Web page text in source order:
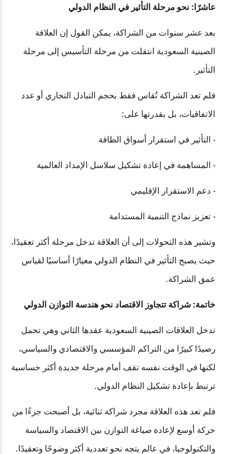
عاشرًا: نحو مرحلة التأثير في النظام الدولي
بعد عشر سنوات من الشراكة، يمكن القول إن العلاقة
الصينية السعودية انتقلت من مرحلة التأسيس إلى مرحلة
التأثير.
فلم تعد الشراكة تُقاس فقط بحجم التبادل التجاري أو عدد
الاتفاقيات، بل بقدرتها على:
- التأثير في استقرار أسواق الطاقة
- المساهمة في إعادة تشكيل سلاسل الإمداد العالمية
- دعم الاستقرار الإقليمي
- تعزيز نماذج التنمية المستدامة
وتشير هذه التحولات إلى أن العلاقة تدخل مرحلة أكثر تعقيدًا،
حيث يصبح التأثير في النظام الدولي معيارًا أساسيًا لقياس
عمق الشراكة.
خاتمة: شراكة تتجاوز الاقتصاد نحو هندسة التوازن الدولي
تدخل العلاقات الصينية السعودية عقدها الثاني وهي تحمل
رصيدًا كبيرًا من التراكم المؤسسي والاقتصادي والسياسي،
لكنها في الوقت نفسه تقف أمام مرحلة جديدة أكثر حساسية
ترتبط بإعادة تشكيل النظام الدولي.
فلم تعد هذه العلاقة مجرد شراكة ثنائية، بل أصبحت جزءًا من
حركة أوسع لإعادة صياغة التوازن بين الاقتصاد والسياسة
والتكنولوجيا، في عالم يتجه نحو تعددية أكثر وضوحًا وتعقيدًا.